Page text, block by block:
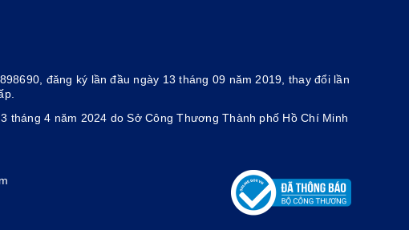
đăng ký lần đầu ngày 13 tháng 09 năm 2019, thay đổi lần
tháng 4 năm 2024 do Sở Công Thương Thành phố Hồ Chí Minh